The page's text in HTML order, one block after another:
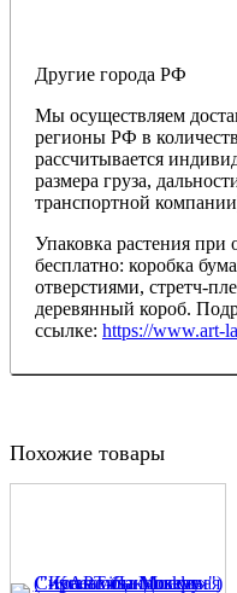
Другие города РФ
Мы осуществляем
регионы РФ в
рассчитывается
размера груза,
транспортной
Упаковка растения при
бесплатно: коробка
отверстиями, стретч-
деревянный короб.
ссылке: https://www.art-
Похожие товары